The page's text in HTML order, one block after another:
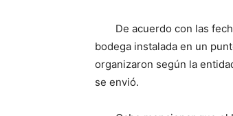
De acuerdo con las
bodega instalada en un
organizaron según la
se envió.